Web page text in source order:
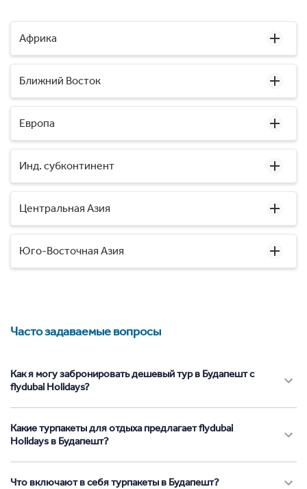
Африка
Ближний Восток
Европа
Инд. субконтинент
Центральная Азия
Юго-Восточная Азия
Часто задаваемые вопросы
Как я могу забронировать дешевый тур в Будапешт с
flydubai Holidays?
Какие турпакеты для отдыха предлагает flydubai
Holidays в Будапешт?
Что включают в себя турпакеты в Будапешт?